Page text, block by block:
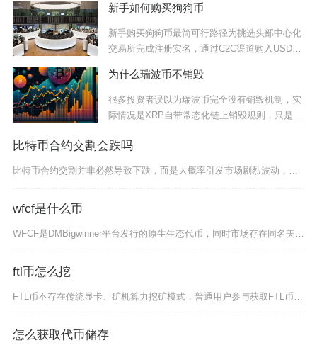
新手如何购买狗狗币
新手购买狗狗币最简可行路径为挑选头部中心化
交易所完成注册实名，通过C2C渠道购入USDT
为什么瑞波币不销毁
很多投资者误以为瑞波币完全没有销毁机制，实
际情况是XRP自带常态化链上销毁规则，只是不
比特币合约交割会跌吗
wfcf是什么币
ftl币怎么挖
怎么获取代币储存